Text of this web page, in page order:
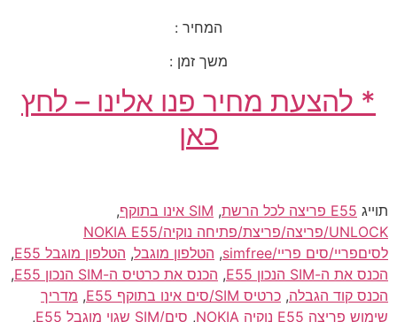
המחיר :
משך זמן :
* להצעת מחיר פנו אלינו – לחץ
כאן
תוייג E55 פריצה לכל הרשת , SIM אינו בתוקף
,
UNLOCK/פריצה/פריצת/פתיחה נוקיה/NOKIA E55
לסיםפריי/סים פריי/simfree
, הטלפון מוגבל, הטלפון מוגבל E55
,
הכנס את ה-SIM הנכון E55
, הכנס את כרטיס ה-SIM הנכון E55
,
הכנס קוד הגבלה, כרטיס SIM/סים אינו בתוקף E55 , מדריך
שימוש פריצה E55 נוקיה NOKIA
, סים/SIM שגוי מוגבל E55
,